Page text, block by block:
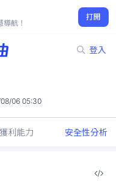
航！
打開
登入
06 05:30
獲利能力 安全性分析